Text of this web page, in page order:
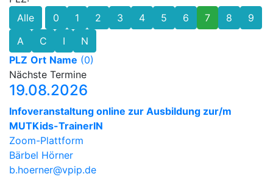
Alle
0 1 2 3 4 5 6 7 8
9
A
C I
N
PLZ Ort Name (0)
Nächste Termine
19.08.2026
Infoveranstaltung online zur Ausbildung zur/m
MUTKids-TrainerIN
Zoom-Plattform
Bärbel Hörner
b.hoerner@vpip.de